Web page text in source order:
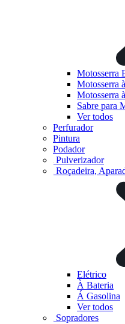
Motosserra
Motosserra
Motosserra
Sabre para
Ver todos
Perfurador
Pintura
Podador
Pulverizador
Roçadeira,
Elétrico
À Bateria
Á Gasolina
Ver todos
Sopradores